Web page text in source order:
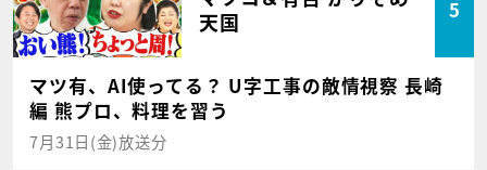
天国
5
マツ有、AI使ってる？ U字工事の敵情視察 長崎
編 熊プロ、料理を習う
7月31日(金)放送分